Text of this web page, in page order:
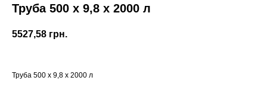
Труба 500 х 9,8 х 2000 л
5527,58 грн.
Труба 500 х 9,8 х 2000 л